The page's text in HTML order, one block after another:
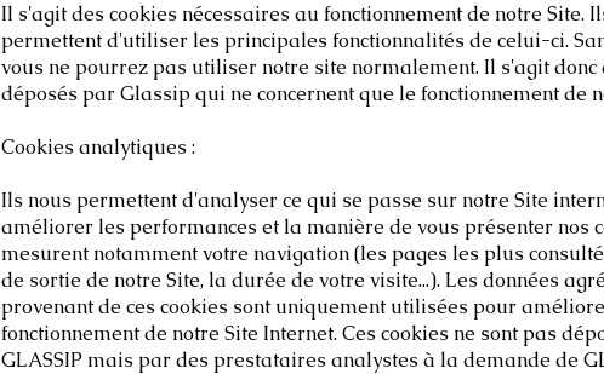
Il s'agit des cookies nécessaires au fonctionnement de notre Site.
permettent d'utiliser les principales fonctionnalités de celui-ci.
vous ne pourrez pas utiliser notre site normalement. Il s'agit donc
déposés par Glassip qui ne concernent que le fonctionnement de
Cookies analytiques :
Ils nous permettent d'analyser ce qui se passe sur notre Site
améliorer les performances et la manière de vous présenter nos
mesurent notamment votre navigation (les pages les plus
de sortie de notre Site, la durée de votre visite...). Les données
provenant de ces cookies sont uniquement utilisées pour
fonctionnement de notre Site Internet. Ces cookies ne sont pas
GLASSIP mais par des prestataires analystes à la demande de